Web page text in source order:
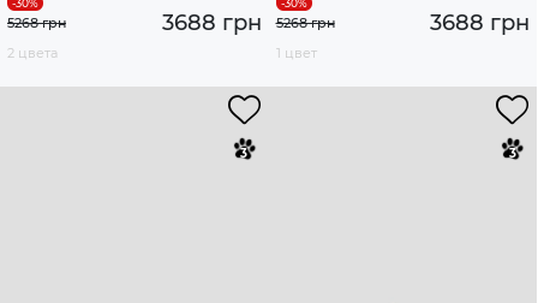
3688 грн
5268 грн
2 цвета
3688 грн
5268 грн
1 цвет